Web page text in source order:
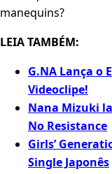
manequins?
LEIA TAMBÉM:
G.NA Lança o
Videoclipe!
Nana Mizuki
No Resistance
Girls’
Single Japonês